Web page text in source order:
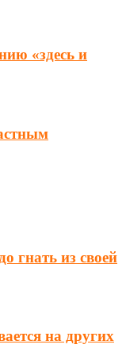
«здесь и
гнать из своей
на других